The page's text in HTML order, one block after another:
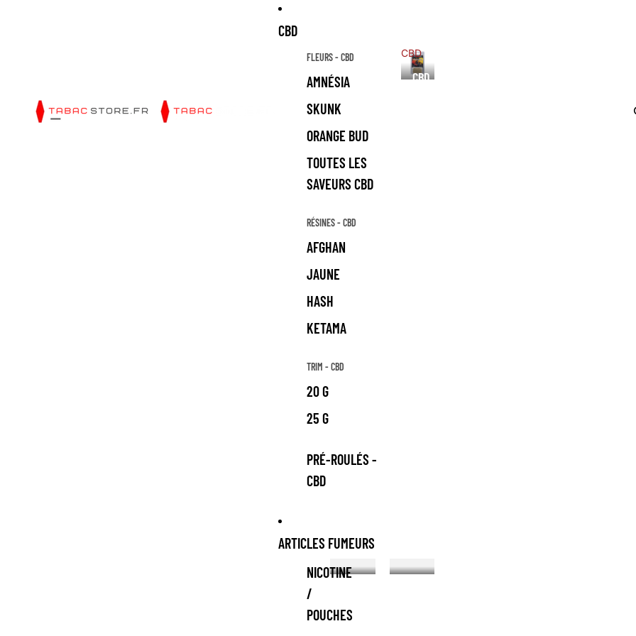
CBD
FLEURS - CBD
AMNÉSIA
SKUNK
ORANGE BUD
TOUTES LES
SAVEURS CBD
RÉSINES - CBD
AFGHAN
JAUNE
HASH
KETAMA
TRIM - CBD
20 G
25 G
PRÉ-ROULÉS -
CBD
CBD
CBD
ARTICLES FUMEURS
NICOTINE
/
POUCHES